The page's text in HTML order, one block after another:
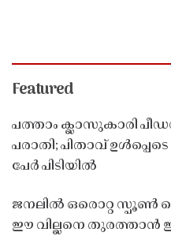
Featured
പത്താം ക്ലാസുകാരി
പരാതി; പിതാവ്
പേർ പിടിയിൽ
ജനലിൽ ഒരൊറ്റ സ്പൂൺ
ഈ വില്ലനെ തുരത്താൻ